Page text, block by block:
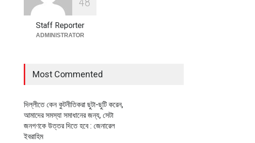
Staff Reporter
ADMINISTRATOR
Most Commented
দিল্লীতে কেন কুটনীতিকরা ছুটা-ছুটি করেন,
আমাদের সমস্যা সমাধানের জন্য, সেটা
জনগণকে উত্তর দিতে হবে : জেনারেল
ইবরাহিম